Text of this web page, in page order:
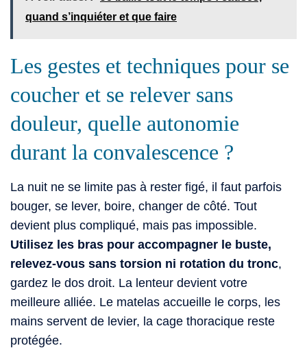
quand s’inquiéter et que faire
Les gestes et techniques pour se
coucher et se relever sans
douleur, quelle autonomie
durant la convalescence ?
La nuit ne se limite pas à rester figé, il faut parfois
bouger, se lever, boire, changer de côté. Tout
devient plus compliqué, mais pas impossible.
Utilisez les bras pour accompagner le buste,
relevez-vous sans torsion ni rotation du tronc,
gardez le dos droit. La lenteur devient votre
meilleure alliée. Le matelas accueille le corps, les
mains servent de levier, la cage thoracique reste
protégée.